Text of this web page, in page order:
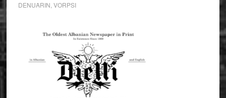
DENUARIN VORPSI